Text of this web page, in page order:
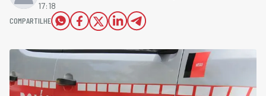
17:18
COMPARTILHE